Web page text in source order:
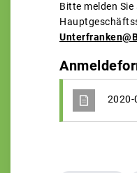
Bitte melden
2020-